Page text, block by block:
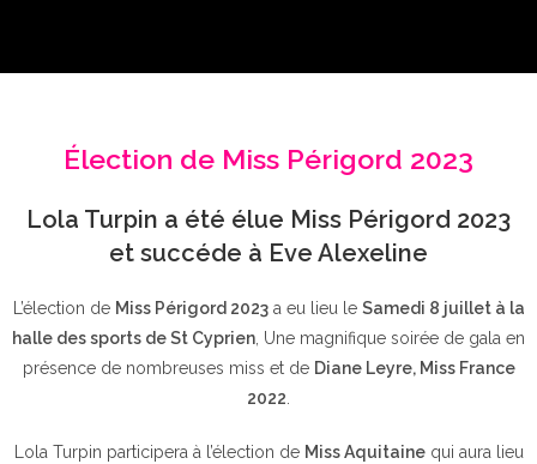
Élection de Miss Périgord 2023
Lola Turpin a été élue Miss Périgord 2023
et succéde à Eve Alexeline
L’élection de Miss Périgord 2023a eu lieu le Samedi 8 juillet à la
halle des sports de St Cyprien , Une magnifique soirée de gala en
présence de nombreuses miss et de Diane Leyre, Miss France
2022
Lola Turpin participera à l’élection de Miss Aquitainequi aura lieu